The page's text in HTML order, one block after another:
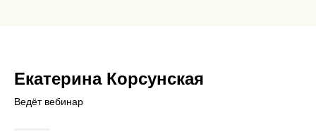
Екатерина Корсунская
Ведёт вебинар